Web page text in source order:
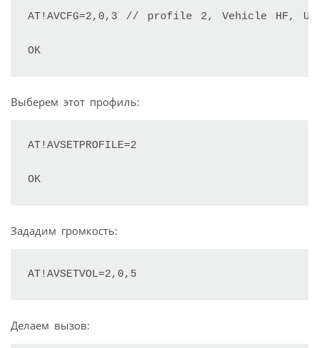
АТ!AVCFG=2,0,3 // profile 2, Vehicle HF, USB
OK
Выберем этот профиль:
AT!AVSETPROFILE=2
OK
Зададим громкость:
AT!AVSETVOL=2,0,5
Делаем вызов: